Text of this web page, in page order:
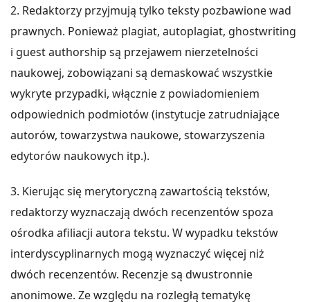
2. Redaktorzy przyjmują tylko teksty pozbawione wad
prawnych. Ponieważ plagiat, autoplagiat, ghostwriting
i guest authorship są przejawem nierzetelności
naukowej, zobowiązani są demaskować wszystkie
wykryte przypadki, włącznie z powiadomieniem
odpowiednich podmiotów (instytucje zatrudniające
autorów, towarzystwa naukowe, stowarzyszenia
edytorów naukowych itp.).
3. Kierując się merytoryczną zawartością tekstów,
redaktorzy wyznaczają dwóch recenzentów spoza
ośrodka afiliacji autora tekstu. W wypadku tekstów
interdyscyplinarnych mogą wyznaczyć więcej niż
dwóch recenzentów. Recenzje są dwustronnie
anonimowe. Ze względu na rozległą tematykę